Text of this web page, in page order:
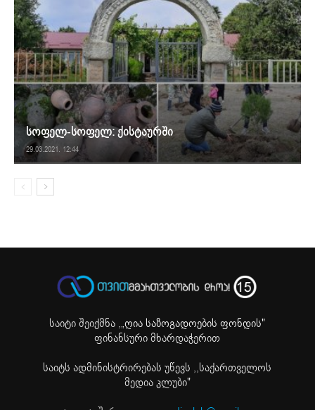
სოფელ-სოფელ: ქისტაურში
29.03.2021. 12:44
საიტი შეიქმნა ,„ღია საზოგადოების ფონდის"
ფინანსური მხარდაჭერით
საიტს ადმინისტრირებას უწევს ,,საქართველოს
მედია კლუბი"